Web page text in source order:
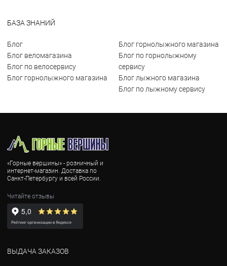
БАЗА ЗНАНИЙ
Блог
Блог веломагазина
Блог по велосервису
Блог горнолыжного магазина
Блог горнолыжного магазина
Блог по горнолыжному
сервису
Блог лыжного магазина
Блог по лыжному сервису
«Горные вершины» - розничный и
интернет-магазин. Доставка по
Санкт-Петербургу и всей России.
Читайте отзывы
ВЫДАЧА ЗАКАЗОВ